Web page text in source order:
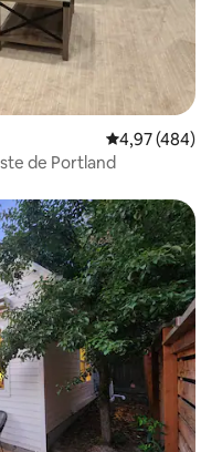
Calificación
4,97 (484)
de Portland
destacados